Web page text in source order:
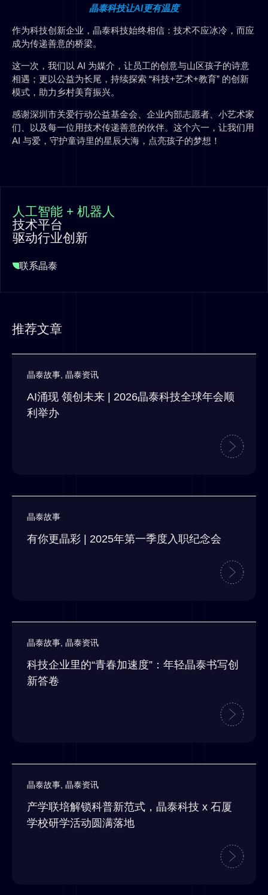
晶泰科技让AI更有温度
作为科技创新企业，晶泰科技始终相信：技术不应冰冷，而应
成为传递善意的桥梁。
这一次，我们以 AI 为媒介，让员工的创意与山区孩子的诗意
相遇；更以公益为长尾，持续探索 “科技+艺术+教育” 的创新
模式，助力乡村美育振兴。
感谢深圳市关爱行动公益基金会、企业内部志愿者、小艺术家
们、以及每一位用技术传递善意的伙伴。这个六一，让我们用
AI 与爱，守护童诗里的星辰大海，点亮孩子的梦想！
人工智能 + 机器人
技术平台
驱动行业创新
联系晶泰
推荐文章
晶泰故事 晶泰资讯
AI涌现 领创未来 | 2026晶泰科技全球年会顺
利举办
晶泰故事
有你更晶彩 | 2025年第一季度入职纪念会
晶泰故事 晶泰资讯
科技企业里的“青春加速度”：年轻晶泰书写创
新答卷
晶泰故事 晶泰资讯
产学联培解锁科普新范式，晶泰科技 x 石厦
学校研学活动圆满落地